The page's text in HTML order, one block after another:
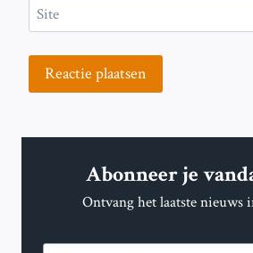
Site
Abonneer je
Ontvang het laatste nieuws